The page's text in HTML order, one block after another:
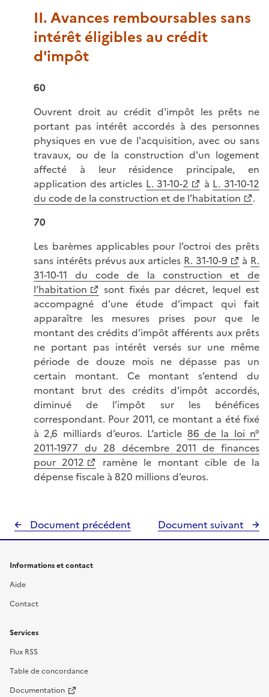
II. Avances remboursables sans
intérêt éligibles au crédit
d'impôt
60
Ouvrent droit au crédit d'impôt les prêts ne
portant pas intérêt accordés à des personnes
physiques en vue de l'acquisition, avec ou sans
travaux, ou de la construction d'un logement
affecté à leur résidence principale, en
application des articles L. 31-10-2 à L. 31-10-12
du code de la construction et de l’habitation
.
70
Les barèmes applicables pour l’octroi des prêts
sans intérêts prévus aux articles R. 31-10-9 à R.
31-10-11 du code de la construction et de
l’habitation
sont fixés par décret, lequel est
accompagné d’une étude d’impact qui fait
apparaître les mesures prises pour que le
montant des crédits d’impôt afférents aux prêts
ne portant pas intérêt versés sur une même
période de douze mois ne dépasse pas un
certain montant. Ce montant s’entend du
montant brut des crédits d’impôt accordés,
diminué de l’impôt sur les bénéfices
correspondant. Pour 2011, ce montant a été fixé
à 2,6 milliards d’euros. L’article 86 de la loi n°
2011-1977 du 28 décembre 2011 de finances
pour 2012
ramène le montant cible de la
dépense fiscale à 820 millions d’euros.
Document précédent Document suivant
Informations et contact
Aide
Contact
Services
Flux RSS
Table de concordance
Documentation